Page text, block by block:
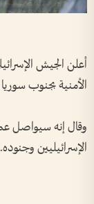
أعلن الجيش
‌الأمنية ‌بجنوب
وقال ⁠إنه ​سيواصل
‌الإسرائيليين وجنوده.